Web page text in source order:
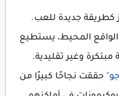
كطريقة جديدة للعب.
المحيط، يستطيع
مبتكرة وغير تقليدية.
حققت نجاحًا كبيرًا من